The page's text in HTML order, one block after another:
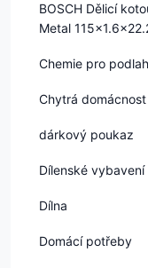
BOSCH Dělicí
Metal
Chemie pro
Chytrá domácnost
dárkový poukaz
Dílenské vybavení
Dílna
Domácí potřeby